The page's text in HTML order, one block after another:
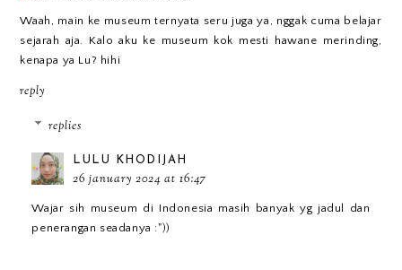
Waah, main ke museum ternyata seru juga ya, nggak cuma belajar
sejarah aja. Kalo aku ke museum kok mesti hawane merinding,
kenapa ya Lu? hihi
reply
replies
LULU KHODIJAH
26 january 2024 at 16:47
Wajar sih museum di Indonesia masih banyak yg jadul dan
penerangan seadanya :"))